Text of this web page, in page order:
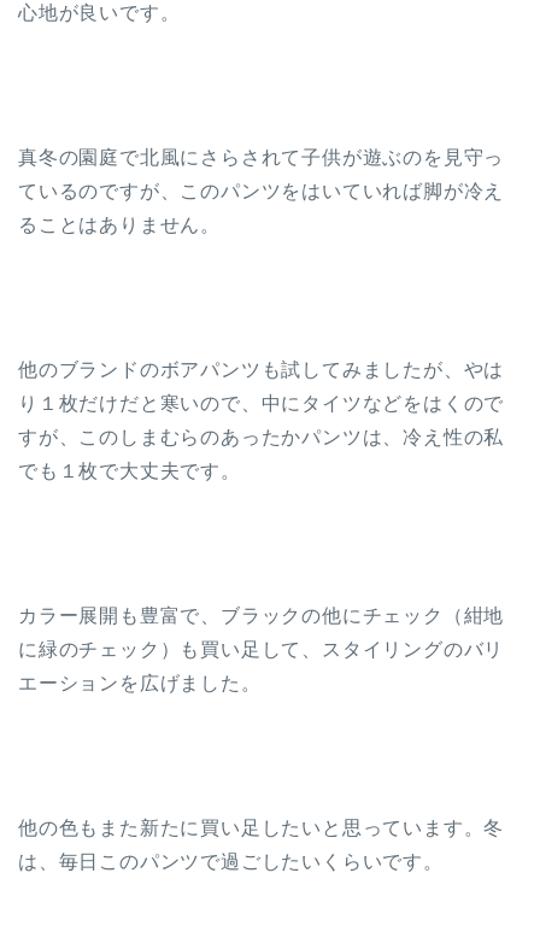
心地が良いです。
真冬の園庭で北風にさらされて子供が遊ぶのを見守っ
ているのですが、このパンツをはいていれば脚が冷え
ることはありません。
他のブランドのボアパンツも試してみましたが、やは
り１枚だけだと寒いので、中にタイツなどをはくので
すが、このしまむらのあったかパンツは、冷え性の私
でも１枚で大丈夫です。
カラー展開も豊富で、ブラックの他にチェック（紺地
に緑のチェック）も買い足して、スタイリングのバリ
エーションを広げました。
他の色もまた新たに買い足したいと思っています。冬
は、毎日このパンツで過ごしたいくらいです。